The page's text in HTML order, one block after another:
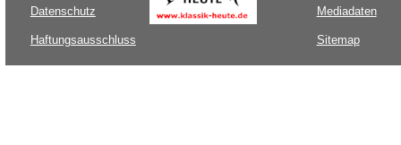
Datenschutz
Haftungsausschluss
Mediadaten
Sitemap